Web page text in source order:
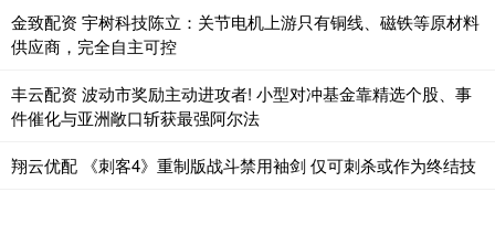
金致配资 宇树科技陈立：关节电机上游只有铜线、磁铁等原材料
供应商，完全自主可控
丰云配资 波动市奖励主动进攻者! 小型对冲基金靠精选个股、事
件催化与亚洲敞口斩获最强阿尔法
翔云优配 《刺客4》重制版战斗禁用袖剑 仅可刺杀或作为终结技